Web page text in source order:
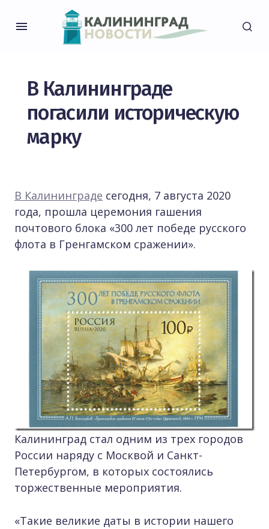
В Калининграде
погасили историческую
марку
В Калининграде сегодня, 7 августа 2020
года, прошла церемония гашения
почтового блока «300 лет победе русского
флота в Гренгамском сражении».
Калининград стал одним из трех городов
России наряду с Москвой и Санкт-
Петербургом, в которых состоялись
торжественные мероприятия.
«Такие великие даты в истории нашего